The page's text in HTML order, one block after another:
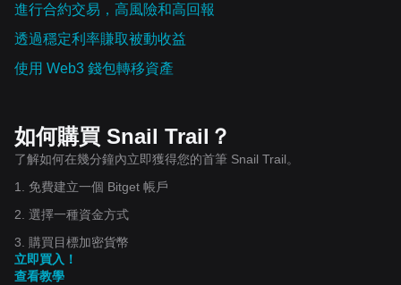
進行合約交易，高風險和高回報
透過穩定利率賺取被動收益
使用 Web3 錢包轉移資產
如何購買 Snail Trail？
了解如何在幾分鐘內立即獲得您的首筆 Snail Trail。
1. 免費建立一個 Bitget 帳戶
2. 選擇一種資金方式
3. 購買目標加密貨幣
立即買入！
查看教學